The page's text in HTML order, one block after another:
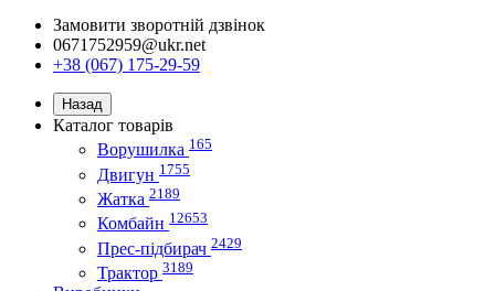
Замовити зворотній дзвінок
0671752959@ukr.net
+38 (067) 175-29-59
Назад
Каталог товарів
Ворушилка 165
Двигун 1755
Жатка 2189
Комбайн 12653
Прес-підбирач 2429
Трактор 3189